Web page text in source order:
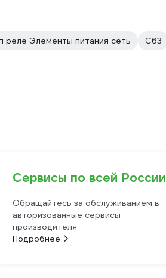
реле Элементы питания сеть С63
Сервисы по всей России
Обращайтесь за обслуживанием в
авторизованные сервисы
производителя
Подробнее